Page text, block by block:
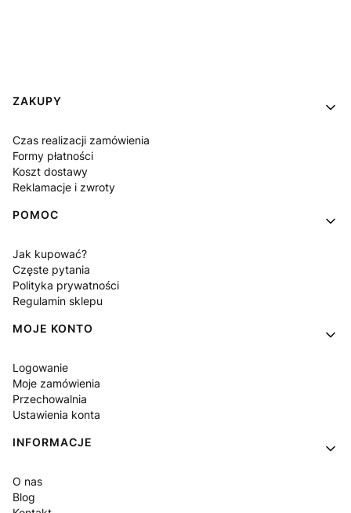
Linki w stopce
ZAKUPY
Czas realizacji zamówienia
Formy płatności
Koszt dostawy
Reklamacje i zwroty
POMOC
Jak kupować?
Częste pytania
Polityka prywatności
Regulamin sklepu
MOJE KONTO
Logowanie
Moje zamówienia
Przechowalnia
Ustawienia konta
INFORMACJE
O nas
Blog